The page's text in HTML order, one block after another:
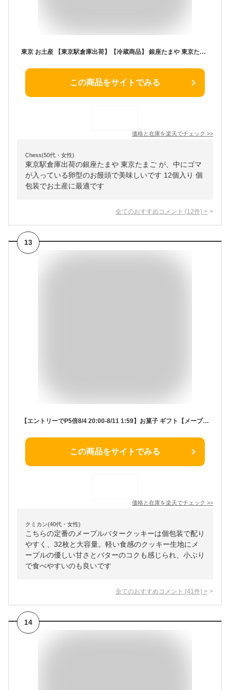
東京 お土産 【東京駅倉庫出荷】【冷蔵商品】 銀座たまや 東京たまご ごまたまご 12個入 おみやげ 東京 土産 東京みやげ 和菓子 和洋菓子 お菓子 スイーツ お中元 お歳暮 御歳暮 内祝い お取り寄せ ギフト プレゼント のし可
この商品をサイトでみる
価格と在庫を楽天でチェック >>
Chess(50代・女性)
東京駅倉庫出荷の銀座たまや 東京たまご が、中にゴマ
が入っている卵型のお饅頭で美味しいです 12個入り 個
包装でお土産に最適です
全てのおすすめコメント (12件) >
13
【エントリーでP5倍8/4 20:00-8/11 1:59】お菓子 ギフト【メープルバタークッキー32枚入】 個包装 スイーツ ギフト クッキー プレゼント 焼き菓子 洋菓子 内祝い お祝い 出産祝い 結婚内祝い お礼 可愛い おしゃれ 退職 ザ・メープルマニア 夏ギフト 暑中見舞い
この商品をサイトでみる
価格と在庫を楽天でチェック >>
クミカン(40代・女性)
こちらの定番のメープルバタークッキーは個包装で配り
やすく、32枚と大容量。軽い食感のクッキー生地にメ
ープルの優しい甘さとバターのコクも感じられ、小ぶり
で食べやすいのも良いです
全てのおすすめコメント (41 件) >
14